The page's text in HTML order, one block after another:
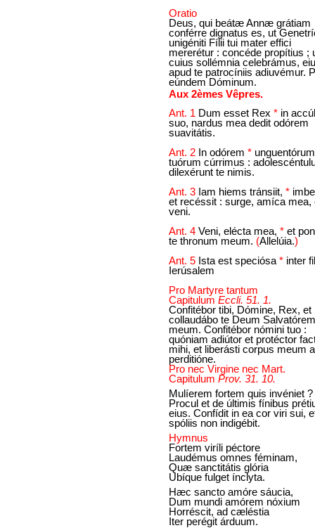
Oratio
Deus, qui beátæ Annæ grátiam
conférre dignatus es, ut
unigéniti Fílii tui mater effici
mererétur : concéde propítius ;
cuius sollémnia celebrámus,
apud te patrocíniis adiuvémur.
eúndem Dóminum.
Aux 2èmes Vêpres.
Ant. 1 Dum esset Rex * in
suo, nardus mea dedit odórem
suavitátis.
Ant. 2 In odórem * unguentórum
tuórum cúrrimus :
dilexérunt te nimis.
Ant. 3 Iam hiems tránsiit, *
et recéssit : surge, amíca mea,
veni.
Ant. 4 Veni, elécta mea, * et
te thronum meum. (Allelúia.)
Ant. 5 Ista est speciósa * inter
Ierúsalem
Pro Martyre tantum
Capitulum Eccli. 51. 1.
Confitébor tibi, Dómine, Rex, et
collaudábo te Deum Salvatórem
meum. Confitébor nómini tuo :
quóniam adiútor et protéctor
mihi, et liberásti corpus meum a
perditióne.
Pro nec Virgine nec Mart.
Capitulum Prov. 31. 10.
Mulíerem fortem quis invéniet ?
Procul et de últimis fínibus
eius. Confídit in ea cor viri sui,
spóliis non indigébit.
Hymnus
Fortem viríli péctore
Laudémus omnes féminam,
Quæ sanctitátis glória
Ubíque fulget ínclyta.
Hæc sancto amóre sáucia,
Dum mundi amórem nóxium
Horréscit, ad cæléstia
Iter perégit árduum.